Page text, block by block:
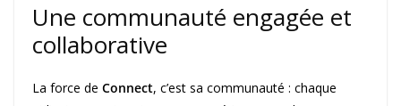
Une communauté engagée et
collaborative
La force de Connect, c’est sa communauté : chaque